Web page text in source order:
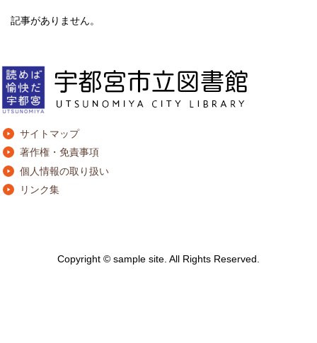
記事がありません。
サイトマップ
著作権・免責事項
個人情報の取り扱い
リンク集
Copyright © sample site. All Rights Reserved.